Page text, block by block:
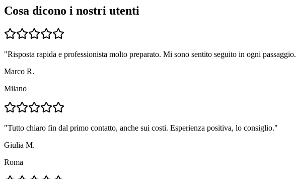
Cosa dicono i nostri utenti
"Risposta rapida e professionista molto preparato. Mi sono sentito seguito in ogni passaggio.
Marco R.
Milano
"Tutto chiaro fin dal primo contatto, anche sui costi. Esperienza positiva, lo consiglio."
Giulia M.
Roma